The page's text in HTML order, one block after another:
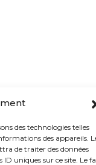
des technologies telles
des appareils.
de traiter des données
uniques sur ce site. Le